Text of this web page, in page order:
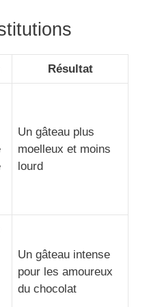
Résultat
Un gâteau plus
moelleux et moins
lourd
Un gâteau intense
pour les amoureux
du chocolat